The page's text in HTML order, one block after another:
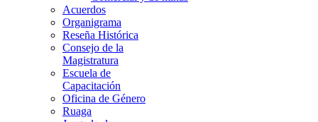
Acuerdos
Organigrama
Reseña Histórica
Consejo de la
Magistratura
Escuela de
Capacitación
Oficina de Género
Ruaga